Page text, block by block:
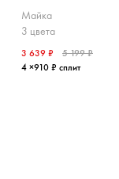
Майка
3 цвета
3 639 ₽
5 199 ₽
4 ×910 ₽ сплит